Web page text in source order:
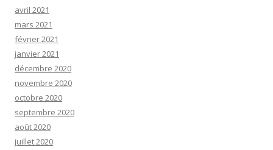
avril 2021
mars 2021
février 2021
janvier 2021
décembre 2020
novembre 2020
octobre 2020
septembre 2020
août 2020
juillet 2020